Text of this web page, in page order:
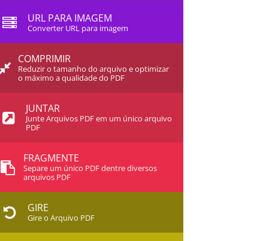
URL PARA IMAGEM
Converter URL para imagem
COMPRIMIR
Reduzir o tamanho do arquivo e optimizar
o máximo a qualidade do PDF
JUNTAR
Junte Arquivos PDF em um único arquivo
PDF
FRAGMENTE
Separe um único PDF dentre diversos
arquivos PDF
GIRE
Gire o Arquivo PDF